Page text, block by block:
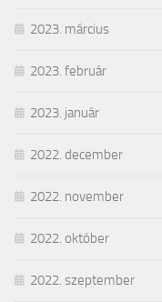
2023. március
2023. február
2023. január
2022. december
2022. november
2022. október
2022. szeptember